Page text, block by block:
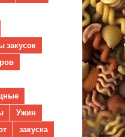
закусок
Ужин
закуска